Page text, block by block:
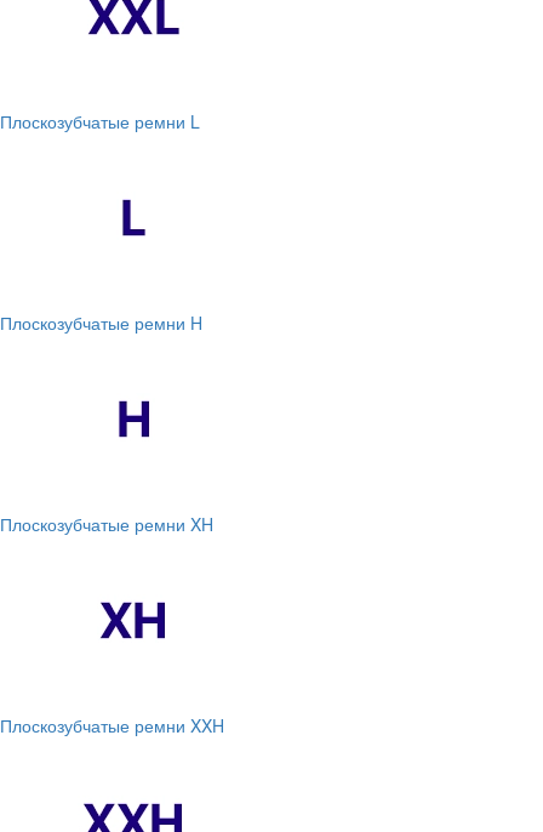
Плоскозубчатые ремни L
Плоскозубчатые ремни H
Плоскозубчатые ремни XH
Плоскозубчатые ремни XXH